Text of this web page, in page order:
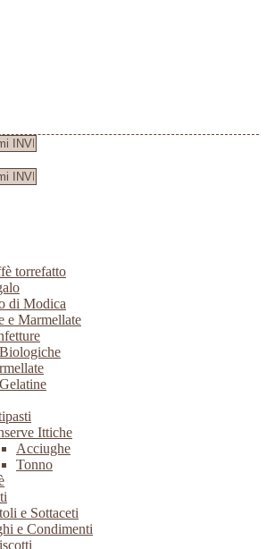
torrefatto
di Modica
e Marmellate
Ittiche
Acciughe
Tonno
e Sottaceti
e Condimenti